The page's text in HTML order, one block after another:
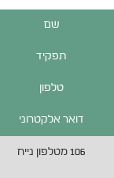
שם
תפקיד
טלפון
דואר אלקטרוני
106 מטלפון נייח